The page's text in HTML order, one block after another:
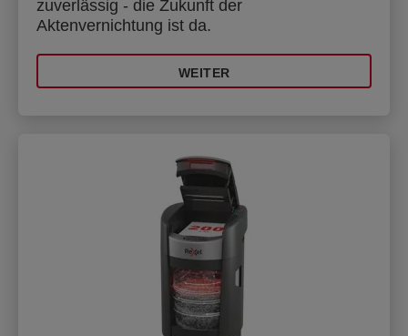
zuverlässig - die Zukunft der
Aktenvernichtung ist da.
WEITER